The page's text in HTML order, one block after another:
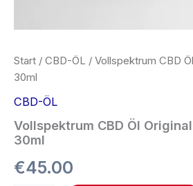
Start / CBD-ÖL / Vollspektrum CBD
30ml
CBD-ÖL
Vollspektrum CBD Öl
30ml
€45.00